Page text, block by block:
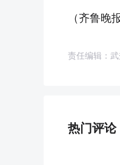
（齐鲁晚
责任编辑：
热门评论